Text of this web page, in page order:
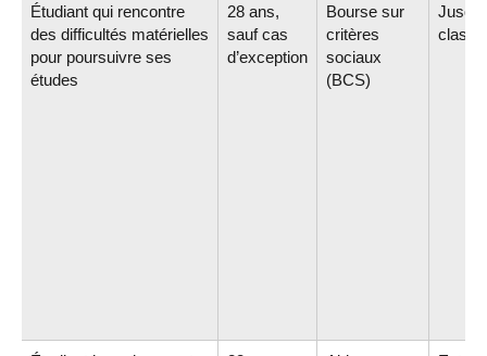
Étudiant qui rencontre
des difficultés matérielles
pour poursuivre ses
études
28 ans,
sauf cas
d’exception
Bourse sur
critères
sociaux
(BCS)